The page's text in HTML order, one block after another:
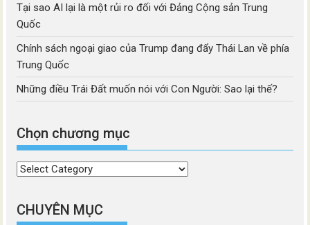
Tại sao AI lại là một rủi ro đối với Đảng Cộng sản Trung
Quốc
Chính sách ngoại giao của Trump đang đẩy Thái Lan về phía
Trung Quốc
Những điều Trái Đất muốn nói với Con Người: Sao lại thế?
Chọn chương mục
Chọn
mục
CHUYÊN MỤC